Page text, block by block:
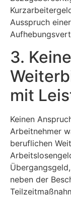
Ausspruch
3. Keine
mit
Keinen
Arbeitnehmer
beruflichen
neben der